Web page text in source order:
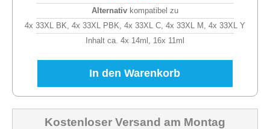
Alternativ kompatibel zu
4x 33XL BK, 4x 33XL PBK, 4x 33XL C, 4x 33XL M, 4x 33XL Y
Inhalt ca. 4x 14ml, 16x 11ml
In den Warenkorb
Kostenloser Versand am Montag